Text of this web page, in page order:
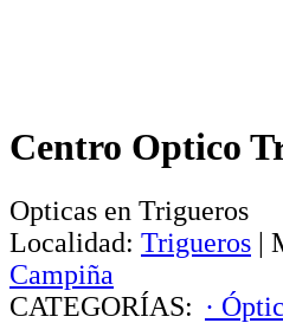
Centro Optico
Opticas en Trigueros
Localidad: Trigueros |
Campiña
CATEGORÍAS: ·